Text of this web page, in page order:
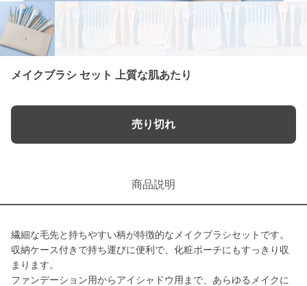
メイクブラシ セット 上質な肌あたり
売り切れ
商品説明
繊細な毛先と持ちやすい柄が特徴的なメイクブラシセットです。
収納ケース付きで持ち運びに便利で、化粧ポーチにもすっきり収
まります。
ファンデーション用からアイシャドウ用まで、あらゆるメイクに